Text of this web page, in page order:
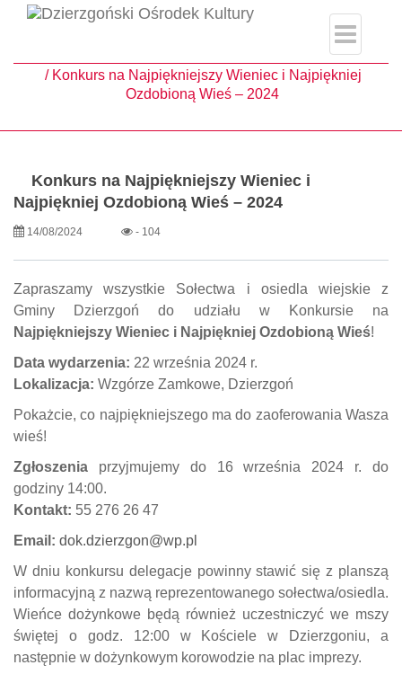
single.php
Konkurs na Najpiękniejszy Wieniec i Najpiękniej
Ozdobioną Wieś – 2024
Konkurs na Najpiękniejszy Wieniec i
Najpiękniej Ozdobioną Wieś – 2024
14/08/2024 - 104
Zapraszamy wszystkie Sołectwa i osiedla wiejskie z
Gminy Dzierzgoń do udziału w Konkursie na
Najpiękniejszy Wieniec i Najpiękniej Ozdobioną Wieś!
Data wydarzenia: 22 września 2024 r.
Lokalizacja: Wzgórze Zamkowe, Dzierzgoń
Pokażcie, co najpiękniejszego ma do zaoferowania Wasza
wieś!
Zgłoszenia przyjmujemy do 16 września 2024 r. do
godziny 14:00.
Kontakt: 55 276 26 47
Email: dok.dzierzgon@wp.pl
W dniu konkursu delegacje powinny stawić się z planszą
informacyjną z nazwą reprezentowanego sołectwa/osiedla.
Wieńce dożynkowe będą również uczestniczyć we mszy
świętej o godz. 12:00 w Kościele w Dzierzgoniu, a
następnie w dożynkowym korowodzie na plac imprezy.